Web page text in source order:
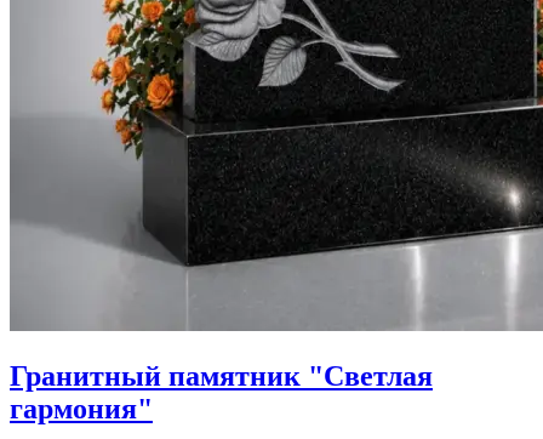
Гранитный памятник "Светлая
гармония"